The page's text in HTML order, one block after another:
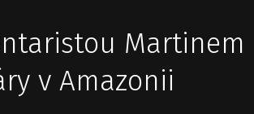
Martinem
v Amazonii